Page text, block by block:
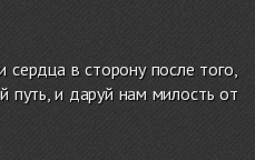
в сторону после того,
путь, и даруй нам милость от